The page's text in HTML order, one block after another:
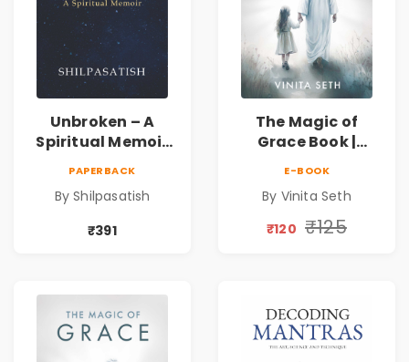
Unbroken – A
Spiritual Memoir
Self-Discovery
Book | Pre-Order
PAPERBACK
By Shilpasatish
₹391
The Magic of
Grace Book |
Peace & Healing
by Vinita Seth
E-BOOK
By Vinita Seth
₹120 ₹125